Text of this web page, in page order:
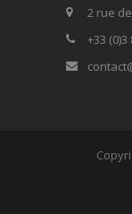
2 rue
+33 (0)3